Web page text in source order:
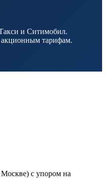
и Ситимобил.
акционным тарифам.
с упором на